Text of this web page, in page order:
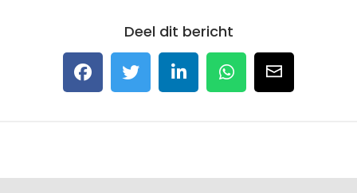
Deel dit bericht